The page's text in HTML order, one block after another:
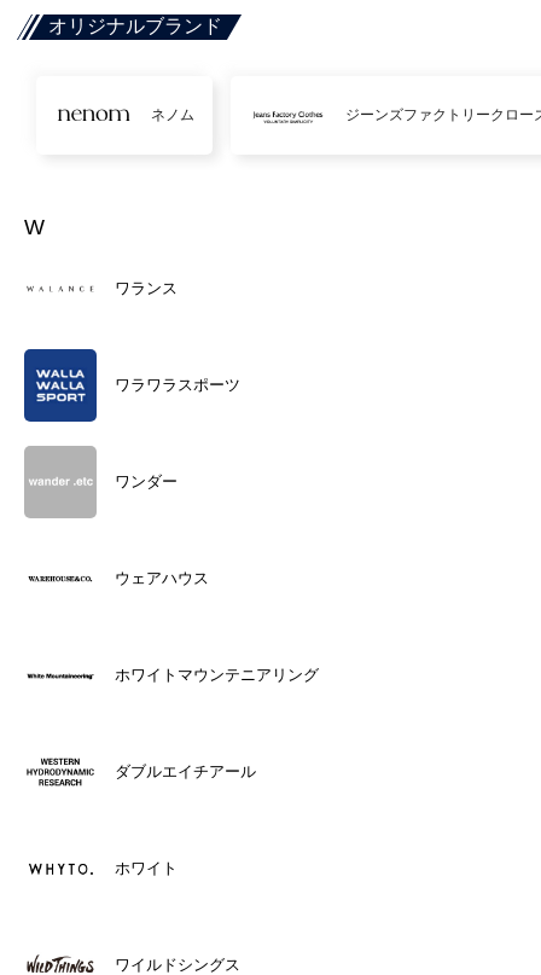
オリジナルブランド
ネノム ジーンズファクトリークロー
W
ワランス
ワラワラスポーツ
ワンダー
ウェアハウス
ホワイトマウンテニアリング
ダブルエイチアール
ホワイト
ワイルドシングス